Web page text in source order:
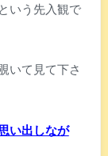
いう先入観で
いて見て下さ
い出しなが